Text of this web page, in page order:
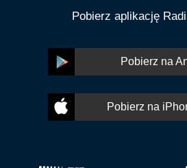
Pobierz aplikację
Pobierz na
Pobierz na